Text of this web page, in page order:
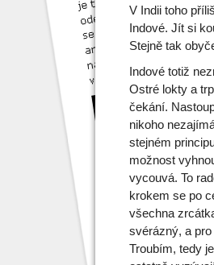
V Indii toho
Indové. Jít si
Stejně tak
Indové totiž
Ostré lokty a
čekání.
nikoho
stejném
možnost
vycouvá. To
krokem se po
všechna
svérázný, a
Troubím, tedy